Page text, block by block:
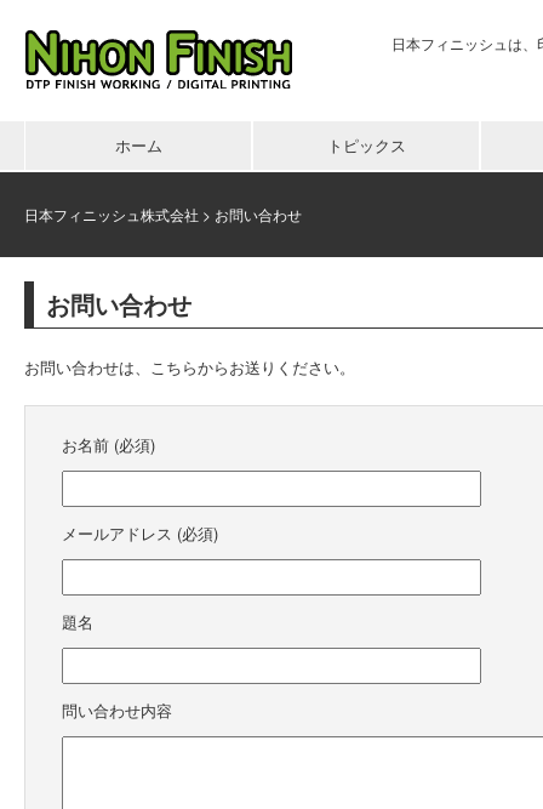
日本フィニッシュは
ホーム トピックス
日本フィニッシュ株式会社 > お問い合わせ
お問い合わせ
お問い合わせは、こちらからお送りください。
お名前 (必須)
メールアドレス (必須)
題名
問い合わせ内容